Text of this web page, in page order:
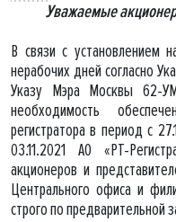
Уважаемые
В связи с установлением
нерабочих дней согласно
Указу Мэра Москвы 62-
необходимость
регистратора в период с
03.11.2021 АО «РТ-
акционеров и
Центрального офиса и
строго по предварительной